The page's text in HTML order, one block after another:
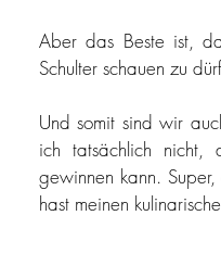
Aber das Beste ist,
Schulter schauen zu
Und somit sind wir
ich tatsächlich nicht,
gewinnen kann.
hast meinen